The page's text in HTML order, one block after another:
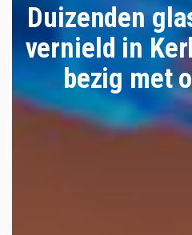
Duizenden
vernield in
bezig met